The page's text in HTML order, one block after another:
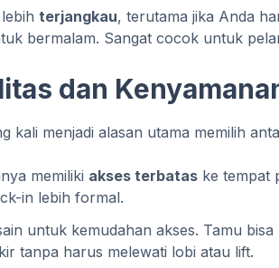
lebihterjangkau, terutama jika Anda
bermalam. Sangat cocok untuk
dan
kali menjadi alasan utama memilih
memiliki akses terbatas ke tempat
in lebih formal.
untuk kemudahan akses. Tamu
tanpa harus melewati lobi atau lift.